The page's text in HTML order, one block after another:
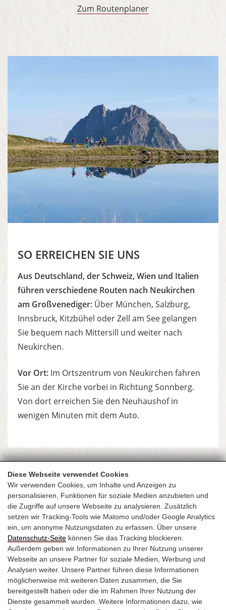
Diese Webseite verwendet Cookies
Wir verwenden Cookies, um Inhalte und Anzeigen zu
personalisieren, Funktionen für soziale Medien anzubieten und
die Zugriffe auf unsere Webseite zu analysieren. Zusätzlich
setzen wir Tracking-Tools wie Matomo und/oder Google Analytics
ein, um anonyme Nutzungsdaten zu erfassen. Über unsere
Datenschutz-Seite können Sie das Tracking blockieren.
Außerdem geben wir Informationen zu Ihrer Nutzung unserer
Webseite an unsere Partner für soziale Medien, Werbung und
Analysen weiter. Unsere Partner führen diese Informationen
möglicherweise mit weiteren Daten zusammen, die Sie
bereitgestellt haben oder die im Rahmen Ihrer Nutzung der
Dienste gesammelt wurden. Weitere Informationen dazu, wie
Zum Routenplaner
SO ERREICHEN SIE UNS
Aus Deutschland, der Schweiz, Wien und Italien
führen verschiedene Routen nach Neukirchen
am Großvenediger: Über München, Salzburg,
Innsbruck, Kitzbühel oder Zell am See gelangen
Sie bequem nach Mittersill und weiter nach
Neukirchen.
Vor Ort: Im Ortszentrum von Neukirchen fahren
Sie an der Kirche vorbei in Richtung Sonnberg.
Von dort erreichen Sie den Neuhaushof in
wenigen Minuten mit dem Auto.
ALPENGASTHOF NEUHAUSHOF
Mitterhohenbramberg 8
5741 Neukirchen am Großvenediger
T:+43 6556 64 47